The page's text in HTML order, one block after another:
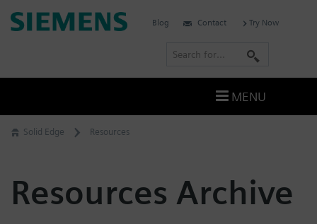
Skip
to
Solid Edge Resources
Resources Archive
Siemens
Blog Contact Try Now
r
MENU